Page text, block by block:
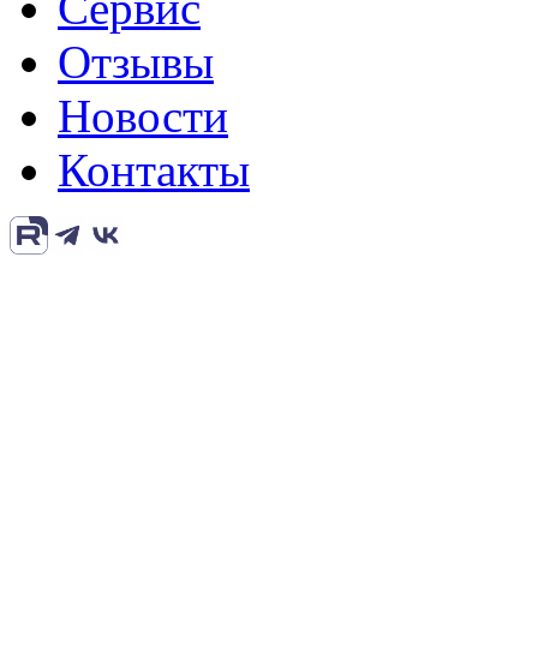
Отзывы
Новости
Контакты